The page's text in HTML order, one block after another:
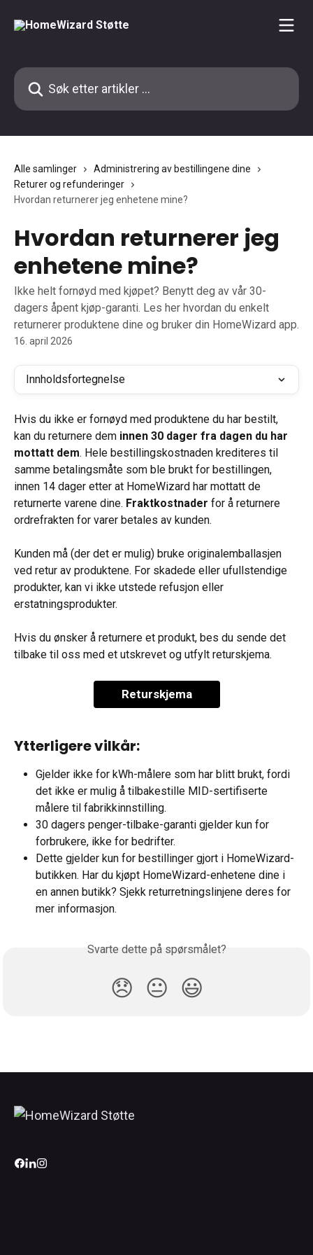
Søk etter artikler ...
Alle samlinger
Administrering av bestillingene dine
Returer og refunderinger
Hvordan returnerer jeg enhetene mine?
Hvordan returnerer jeg
enhetene mine?
Ikke helt fornøyd med kjøpet? Benytt deg av vår 30-
dagers åpent kjøp-garanti. Les her hvordan du enkelt
returnerer produktene dine og bruker din HomeWizard app.
16. april 2026
Innholdsfortegnelse
Hvis du ikke er fornøyd med produktene du har bestilt,
kan du returnere dem innen 30 dager fra dagen du har
mottatt dem. Hele bestillingskostnaden krediteres til
samme betalingsmåte som ble brukt for bestillingen,
innen 14 dager etter at HomeWizard har mottatt de
returnerte varene dine. Fraktkostnader for å returnere
ordrefrakten for varer betales av kunden.
Kunden må (der det er mulig) bruke originalemballasjen
ved retur av produktene. For skadede eller ufullstendige
produkter, kan vi ikke utstede refusjon eller
erstatningsprodukter.
Hvis du ønsker å returnere et produkt, bes du sende det
tilbake til oss med et utskrevet og utfylt returskjema.
Returskjema
Ytterligere vilkår:
Gjelder ikke for kWh-målere som har blitt brukt, fordi
det ikke er mulig å tilbakestille MID-sertifiserte
målere til fabrikkinnstilling.
30 dagers penger-tilbake-garanti gjelder kun for
forbrukere, ikke for bedrifter.
Dette gjelder kun for bestillinger gjort i HomeWizard-
butikken. Har du kjøpt HomeWizard-enhetene dine i
en annen butikk? Sjekk returretningslinjene deres for
mer informasjon.
Svarte dette på spørsmålet?
😞 😐 😃